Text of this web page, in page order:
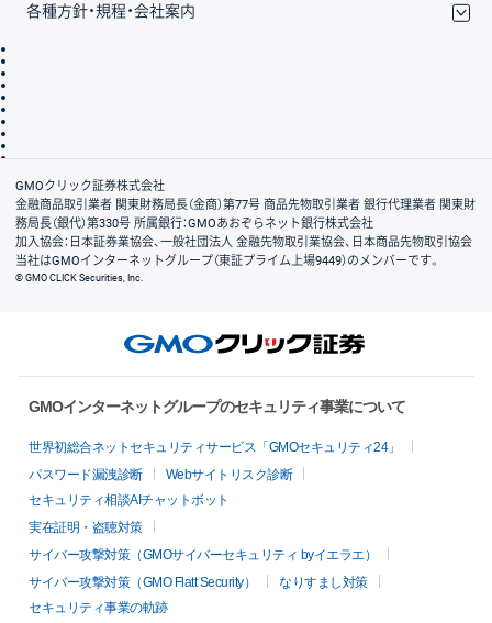
各種方針・規程・会社案内
会社案内
GMOクリック証券株式会社
金融商品取引業者 関東財務局長（金商）第77号 商品先物取引業者 銀行代理業者 関東財
務局長（銀代）第330号 所属銀行：GMOあおぞらネット銀行株式会社
加入協会：日本証券業協会、一般社団法人 金融先物取引業協会、日本商品先物取引協会
当社はGMOインターネットグループ（東証プライム上場9449）のメンバーです。
© GMO CLICK Securities, Inc.
GMOインターネットグループのセキュリティ事業について
世界初総合ネットセキュリティサービス「GMOセキュリティ24」
パスワード漏洩診断
Webサイトリスク診断
セキュリティ相談AIチャットボット
実在証明・盗聴対策
サイバー攻撃対策（GMOサイバーセキュリティ byイエラエ）
サイバー攻撃対策（GMO Flatt Security）
なりすまし対策
セキュリティ事業の軌跡